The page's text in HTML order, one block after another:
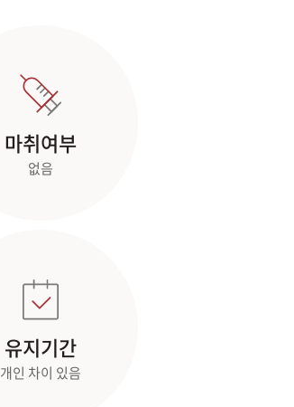
마취여부
없음
유지기간
개인 차이 있음